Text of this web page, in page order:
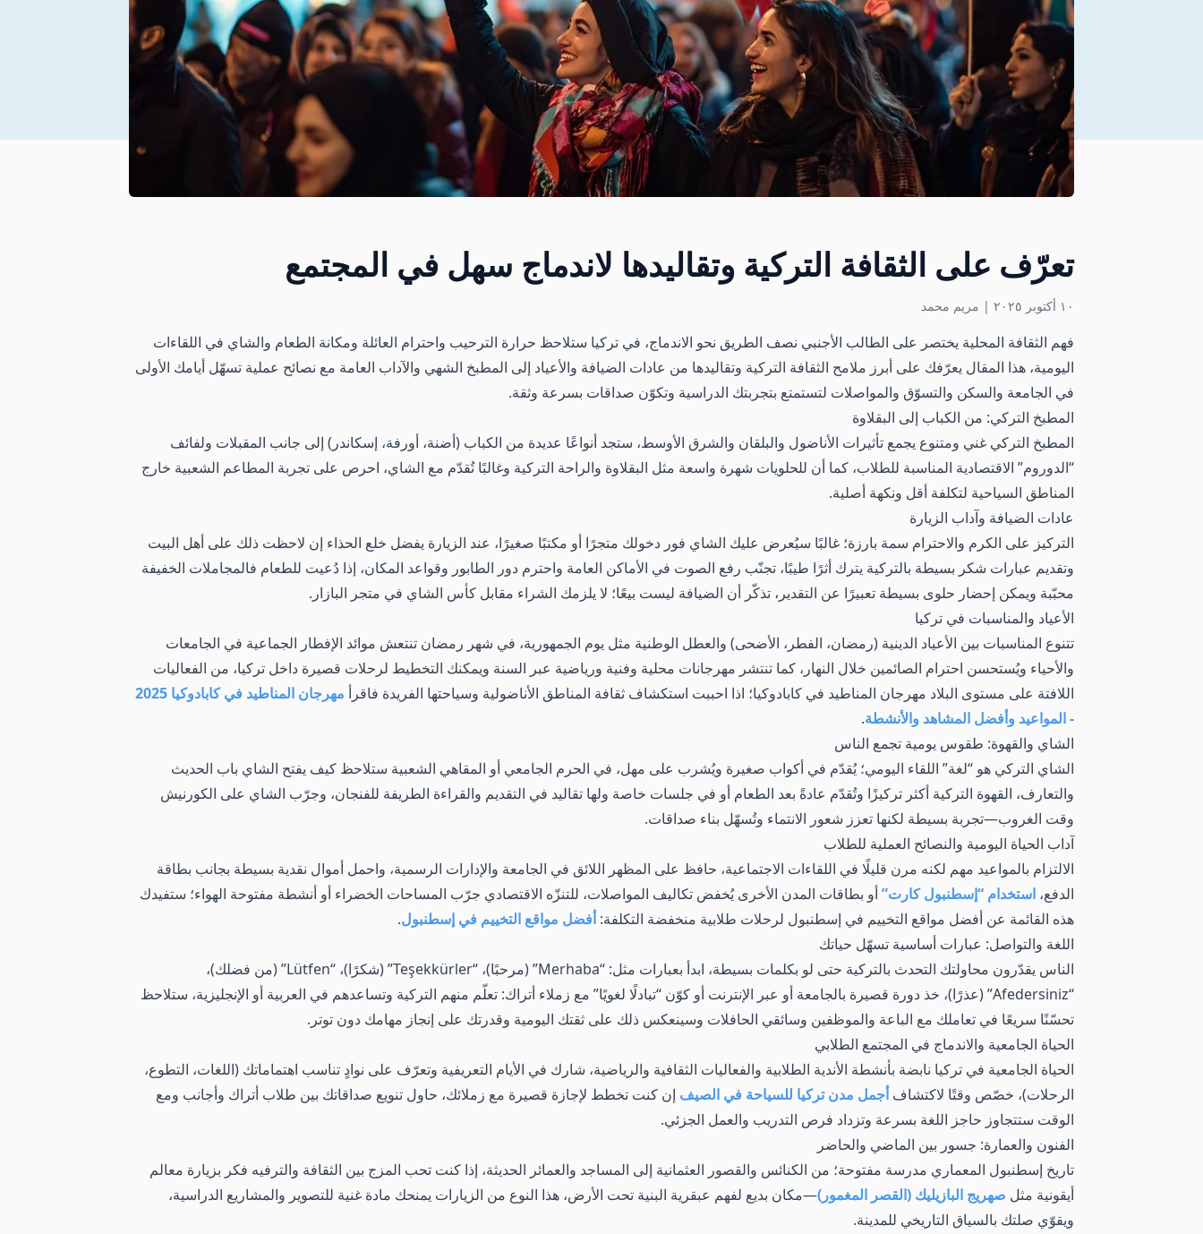
تعرّف على الثقافة التركية وتقاليدها لاندماج سهل في المجتمع
١٠ أكتوبر ٢٠٢٥ | مريم محمد
فهم الثقافة المحلية يختصر على الطالب الأجنبي نصف الطريق نحو الاندماج، في تركيا ستلاحظ حرارة الترحيب واحترام العائلة ومكانة الطعام والشاي في اللقاءات
اليومية، هذا المقال يعرّفك على أبرز ملامح الثقافة التركية وتقاليدها من عادات الضيافة والأعياد إلى المطبخ الشهي والآداب العامة مع نصائح عملية تسهّل أيامك الأولى
في الجامعة والسكن والتسوّق والمواصلات لتستمتع بتجربتك الدراسية وتكوّن صداقات بسرعة وثقة.
المطبخ التركي: من الكباب إلى البقلاوة
المطبخ التركي غني ومتنوع يجمع تأثيرات الأناضول والبلقان والشرق الأوسط، ستجد أنواعًا عديدة من الكباب (أضنة، أورفة، إسكاندر) إلى جانب المقبلات ولفائف
“الدوروم” الاقتصادية المناسبة للطلاب، كما أن للحلويات شهرة واسعة مثل البقلاوة والراحة التركية وغالبًا تُقدّم مع الشاي، احرص على تجربة المطاعم الشعبية خارج
المناطق السياحية لتكلفة أقل ونكهة أصلية.
عادات الضيافة وآداب الزيارة
التركيز على الكرم والاحترام سمة بارزة؛ غالبًا سيُعرض عليك الشاي فور دخولك متجرًا أو مكتبًا صغيرًا، عند الزيارة يفضل خلع الحذاء إن لاحظت ذلك على أهل البيت
وتقديم عبارات شكر بسيطة بالتركية يترك أثرًا طيبًا، تجنّب رفع الصوت في الأماكن العامة واحترم دور الطابور وقواعد المكان، إذا دُعيت للطعام فالمجاملات الخفيفة
محبّبة ويمكن إحضار حلوى بسيطة تعبيرًا عن التقدير، تذكّر أن الضيافة ليست بيعًا؛ لا يلزمك الشراء مقابل كأس الشاي في متجر البازار.
الأعياد والمناسبات في تركيا
تتنوع المناسبات بين الأعياد الدينية (رمضان، الفطر، الأضحى) والعطل الوطنية مثل يوم الجمهورية، في شهر رمضان تنتعش موائد الإفطار الجماعية في الجامعات
والأحياء ويُستحسن احترام الصائمين خلال النهار، كما تنتشر مهرجانات محلية وفنية ورياضية عبر السنة ويمكنك التخطيط لرحلات قصيرة داخل تركيا، من الفعاليات
اللافتة على مستوى البلاد مهرجان المناطيد في كابادوكيا؛ اذا احببت استكشاف ثقافة المناطق الأناضولية وسياحتها الفريدة فاقرأ
مهرجان المناطيد في كابادوكيا 2025
- المواعيد وأفضل المشاهد والأنشطة.
الشاي والقهوة: طقوس يومية تجمع الناس
الشاي التركي هو “لغة” اللقاء اليومي؛ يُقدّم في أكواب صغيرة ويُشرب على مهل، في الحرم الجامعي أو المقاهي الشعبية ستلاحظ كيف يفتح الشاي باب الحديث
والتعارف، القهوة التركية أكثر تركيزًا وتُقدّم عادةً بعد الطعام أو في جلسات خاصة ولها تقاليد في التقديم والقراءة الطريفة للفنجان، وجرّب الشاي على الكورنيش
وقت الغروب—تجربة بسيطة لكنها تعزز شعور الانتماء وتُسهّل بناء صداقات.
آداب الحياة اليومية والنصائح العملية للطلاب
الالتزام بالمواعيد مهم لكنه مرن قليلًا في اللقاءات الاجتماعية، حافظ على المظهر اللائق في الجامعة والإدارات الرسمية، واحمل أموال نقدية بسيطة بجانب بطاقة
الدفع، استخدام “إسطنبول كارت”أو بطاقات المدن الأخرى يُخفض تكاليف المواصلات، للتنزّه الاقتصادي جرّب المساحات الخضراء أو أنشطة مفتوحة الهواء؛ ستفيدك
هذه القائمة عن أفضل مواقع التخييم في إسطنبول لرحلات طلابية منخفضة التكلفة:أفضل مواقع التخييم في إسطنبول.
اللغة والتواصل: عبارات أساسية تسهّل حياتك
الناس يقدّرون محاولتك التحدث بالتركية حتى لو بكلمات بسيطة، ابدأ بعبارات مثل: “Merhaba” (مرحبًا)، “Teşekkürler” (شكرًا)، “Lütfen” (من فضلك)،
“Afedersiniz” (عذرًا)، خذ دورة قصيرة بالجامعة أو عبر الإنترنت أو كوّن “تبادلًا لغويًا” مع زملاء أتراك: تعلّم منهم التركية وتساعدهم في العربية أو الإنجليزية، ستلاحظ
تحسّنًا سريعًا في تعاملك مع الباعة والموظفين وسائقي الحافلات وسينعكس ذلك على ثقتك اليومية وقدرتك على إنجاز مهامك دون توتر.
الحياة الجامعية والاندماج في المجتمع الطلابي
الحياة الجامعية في تركيا نابضة بأنشطة الأندية الطلابية والفعاليات الثقافية والرياضية، شارك في الأيام التعريفية وتعرّف على نوادٍ تناسب اهتماماتك (اللغات، التطوع،
الرحلات)، خصّص وقتًا لاكتشافأجمل مدن تركيا للسياحة في الصيف إن كنت تخطط لإجازة قصيرة مع زملائك، حاول تنويع صداقاتك بين طلاب أتراك وأجانب ومع
الوقت ستتجاوز حاجز اللغة بسرعة وتزداد فرص التدريب والعمل الجزئي.
الفنون والعمارة: جسور بين الماضي والحاضر
تاريخ إسطنبول المعماري مدرسة مفتوحة؛ من الكنائس والقصور العثمانية إلى المساجد والعمائر الحديثة، إذا كنت تحب المزج بين الثقافة والترفيه فكر بزيارة معالم
أيقونية مثل صهريج البازيليك (القصر المغمور)—مكان بديع لفهم عبقرية البنية تحت الأرض، هذا النوع من الزيارات يمنحك مادة غنية للتصوير والمشاريع الدراسية،
ويقوّي صلتك بالسياق التاريخي للمدينة.